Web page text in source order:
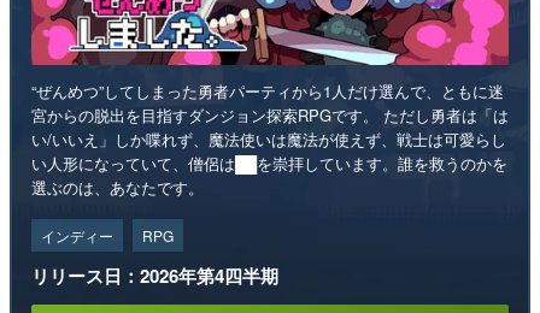
“ぜんめつ”してしまった勇者パーティから1人だけ選んで、ともに迷
宮からの脱出を目指すダンジョン探索RPGです。 ただし勇者は「は
い/いいえ」しか喋れず、魔法使いは魔法が使えず、戦士は可愛らし
い人形になっていて、僧侶は██を崇拝しています。誰を救うのかを
選ぶのは、あなたです。
インディー RPG
リリース日：2026年第4四半期